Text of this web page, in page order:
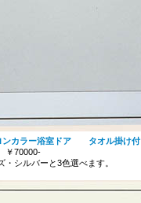
ンカラー浴室ドア タオル掛け付
￥70000-
シルバーと3色選べます。